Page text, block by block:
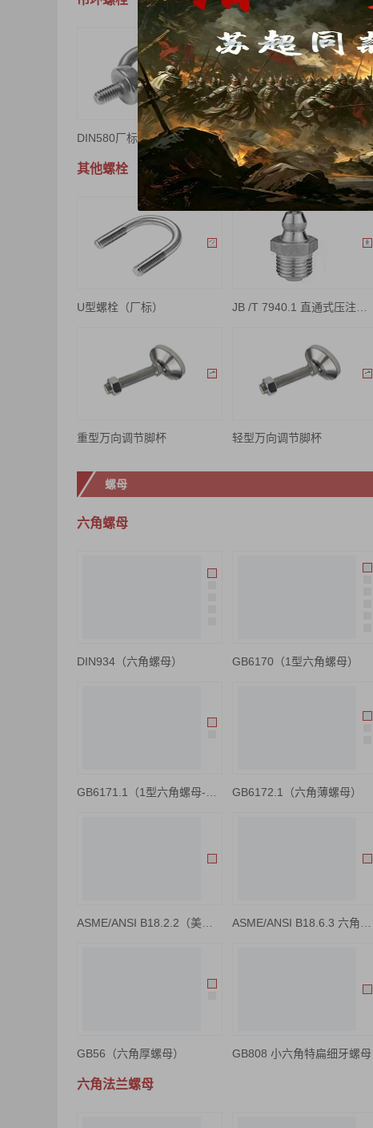
DIN580厂标（吊环螺栓）
其他螺栓
U型螺栓（厂标）
重型万向调节脚杯 轻型万向调节脚杯
螺母
六角螺母
DIN934（六角螺母） GB6170（1型六角螺母）
GB6172.1（六角薄螺母）
GB56（六角厚螺母） GB808 小六角特扁细牙螺母
六角法兰螺母